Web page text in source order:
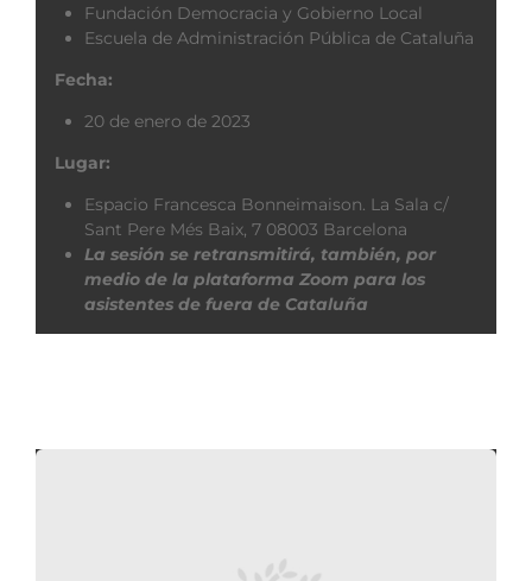
Fundación Democracia y Gobierno Local
Escuela de Administración Pública de Cataluña
Fecha:
20 de enero de 2023
Lugar:
Espacio Francesca Bonneimaison. La Sala c/
Sant Pere Més Baix, 7 08003 Barcelona
La sesión se retransmitirá, también, por
medio de la plataforma Zoom para los
asistentes de fuera de Cataluña